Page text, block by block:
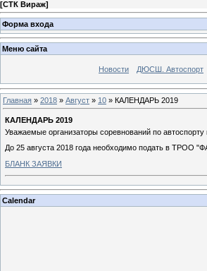
[СТК Вираж]
Форма входа
Меню сайта
Новости ДЮСШ. Автоспорт
Главная » 2018 » Август » 10 » КАЛЕНДАРЬ 2019
КАЛЕНДАРЬ 2019
Уважаемые организаторы соревнований по автоспорту
До 25 августа 2018 года необходимо подать в ТРОО
БЛАНК ЗАЯВКИ
Calendar